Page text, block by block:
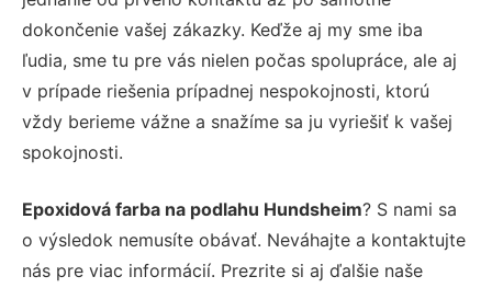
dokončenie vašej zákazky. Keďže aj my sme iba
ľudia, sme tu pre vás nielen počas spolupráce, ale aj
v prípade riešenia prípadnej nespokojnosti, ktorú
vždy berieme vážne a snažíme sa ju vyriešiť k vašej
spokojnosti.
Epoxidová farba na podlahu Hundsheim? S nami sa
o výsledok nemusíte obávať. Neváhajte a kontaktujte
nás pre viac informácií. Prezrite si aj ďalšie naše